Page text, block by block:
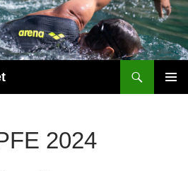
2024